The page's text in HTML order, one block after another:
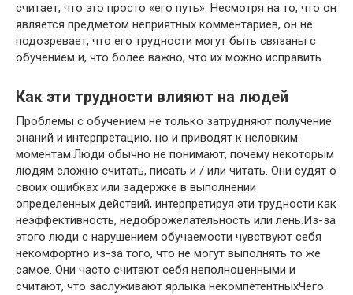
считает, что это просто «его путь». Несмотря на то, что он
является предметом неприятных комментариев, он не
подозревает, что его трудности могут быть связаны с
обучением и, что более важно, что их можно исправить.
Как эти трудности влияют на людей
Проблемы с обучением не только затрудняют получение
знаний и интерпретацию, но и приводят к неловким
моментам.Люди обычно не понимают, почему некоторым
людям сложно считать, писать и / или читать. Они судят о
своих ошибках или задержке в выполнении
определенных действий, интерпретируя эти трудности как
неэффективность, недоброжелательность или лень.Из-за
этого люди с нарушением обучаемости чувствуют себя
некомфортно из-за того, что не могут выполнять то же
самое. Они часто считают себя неполноценными и
считают, что заслуживают ярлыка некомпетентныхЧего